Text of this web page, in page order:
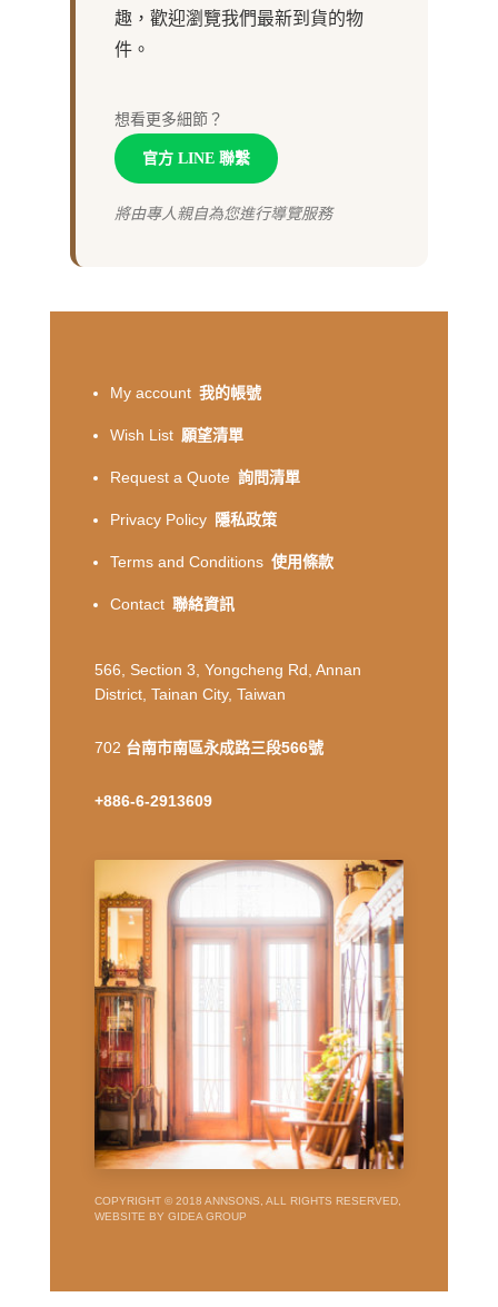
趣，歡迎瀏覽我們最新到貨的物
件。
想看更多細節？
官方 LINE 聯繫
將由專人親自為您進行導覽服務
My account 我的帳號
Wish List 願望清單
Request a Quote 詢問清單
Privacy Policy 隱私政策
Terms and Conditions 使用條款
Contact 聯絡資訊
566, Section 3, Yongcheng Rd, Annan
District, Tainan City, Taiwan
702 台南市南區永成路三段566號
+886-6-2913609
COPYRIGHT © 2018 ANNSONS, ALL RIGHTS RESERVED,
WEBSITE BY GIDEA GROUP